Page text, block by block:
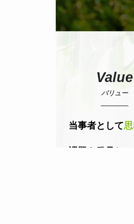
Value
バリュー
当事者として
課題を発見し、